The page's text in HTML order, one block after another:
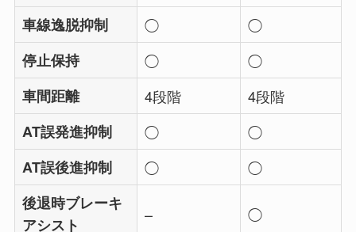
車線逸脱抑制
◯
◯
停止保持
◯
◯
車間距離
4段階
4段階
AT誤発進抑制
◯
◯
AT誤後進抑制
◯
◯
後退時ブレーキ
アシスト
– ◯